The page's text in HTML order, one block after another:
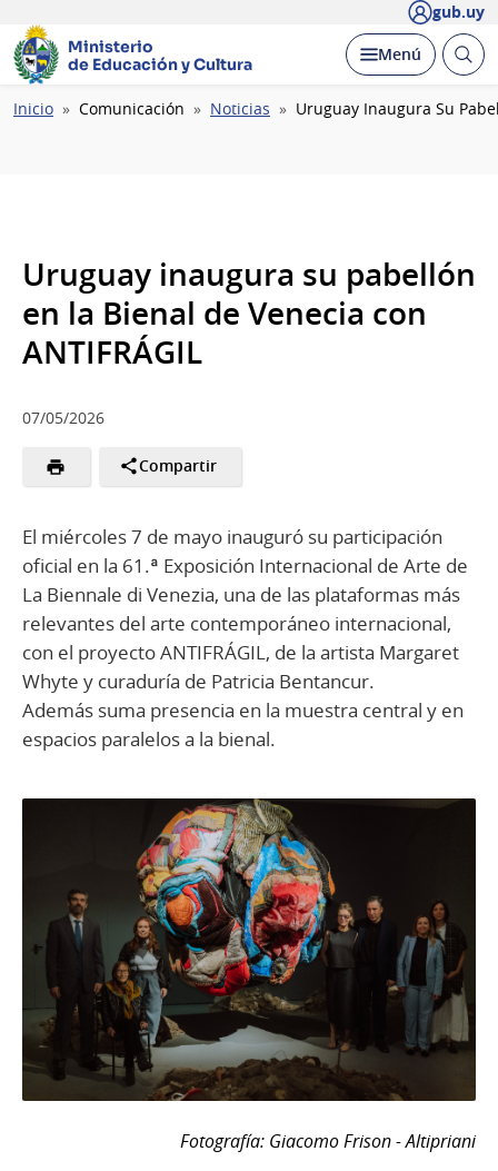
gub.uy
Ministerio
de Educación y Cultura
Desplegar
Menú Abrir
Ruta
Inicio Comunicación Noticias Uruguay Inaugura Su
Uruguay inaugura su pabellón
en la Bienal de Venecia con
ANTIFRÁGIL
07/05/2026
Compartir
El miércoles 7 de mayo inauguró su participación
oficial en la 61.ª Exposición Internacional de Arte de
La Biennale di Venezia, una de las plataformas más
relevantes del arte contemporáneo internacional,
con el proyecto ANTIFRÁGIL, de la artista Margaret
Whyte y curaduría de Patricia Bentancur.
Además suma presencia en la muestra central y en
espacios paralelos a la bienal.
Fotografía: Giacomo Frison - Altipriani